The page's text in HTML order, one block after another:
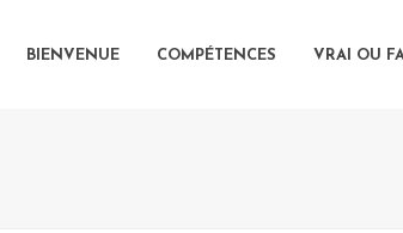
BIENVENUE COMPÉTENCES VRAI OU